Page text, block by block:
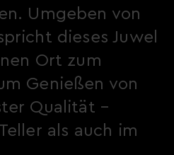
Umgeben von
dieses Juwel
Ort zum
Genießen von
Qualität –
als auch im